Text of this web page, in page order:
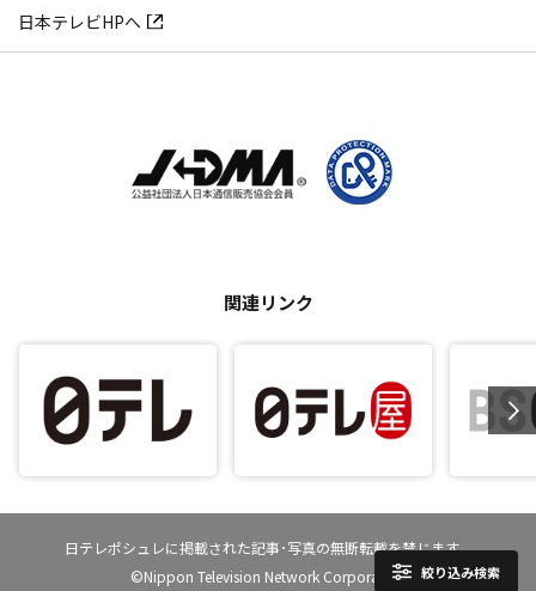
絞り込み検索
日本テレビHPへ
関連リンク
日テレポシュレに掲載された記事･写真の無断転載を禁じます。
©Nippon Television Network Corporation